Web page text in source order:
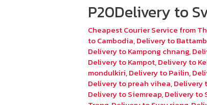
P20Delivery to
Cheapest Courier Service from
to Cambodia,Delivery to
Delivery to Kampong chnang,
Delivery to Kampot,Delivery to
mondulkiri,Delivery to Pailin,
Delivery to preah vihea,Delivery
Delivery to Siemreap,Delivery to